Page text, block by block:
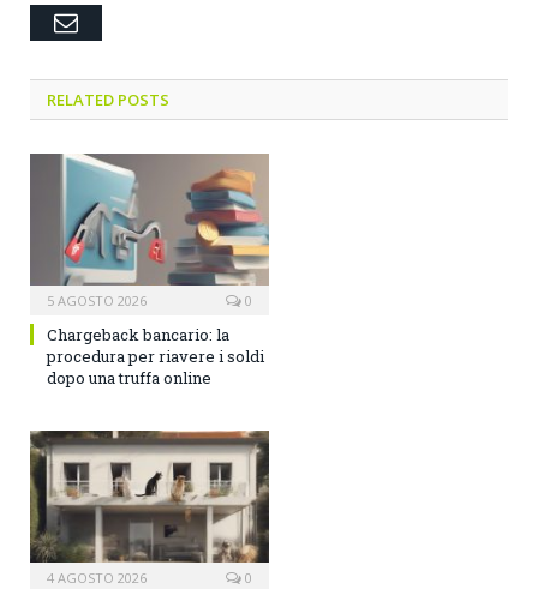
Email
RELATED POSTS
5 AGOSTO 2026 0
Chargeback bancario: la
procedura per riavere i soldi
dopo una truffa online
4 AGOSTO 2026 0